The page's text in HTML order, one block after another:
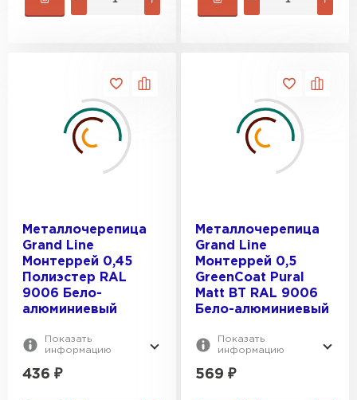
Металлочерепица
Grand Line
Монтеррей 0,45
Полиэстер RAL
9006 Бело-
алюминиевый
Показать
информацию
436 ₽
Металлочерепица
Grand Line
Монтеррей 0,5
GreenCoat Pural
Matt BT RAL 9006
Бело-алюминиевый
Показать
информацию
569 ₽